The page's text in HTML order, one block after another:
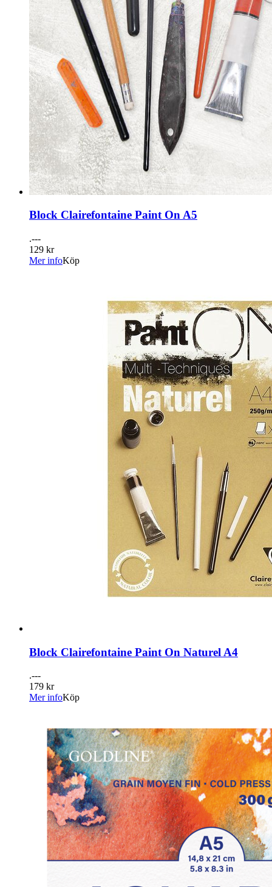
Block Clairefontaine Paint On A5
.---
129 kr
Mer infoKöp
Block Clairefontaine Paint On Naturel A4
.---
179 kr
Mer infoKöp